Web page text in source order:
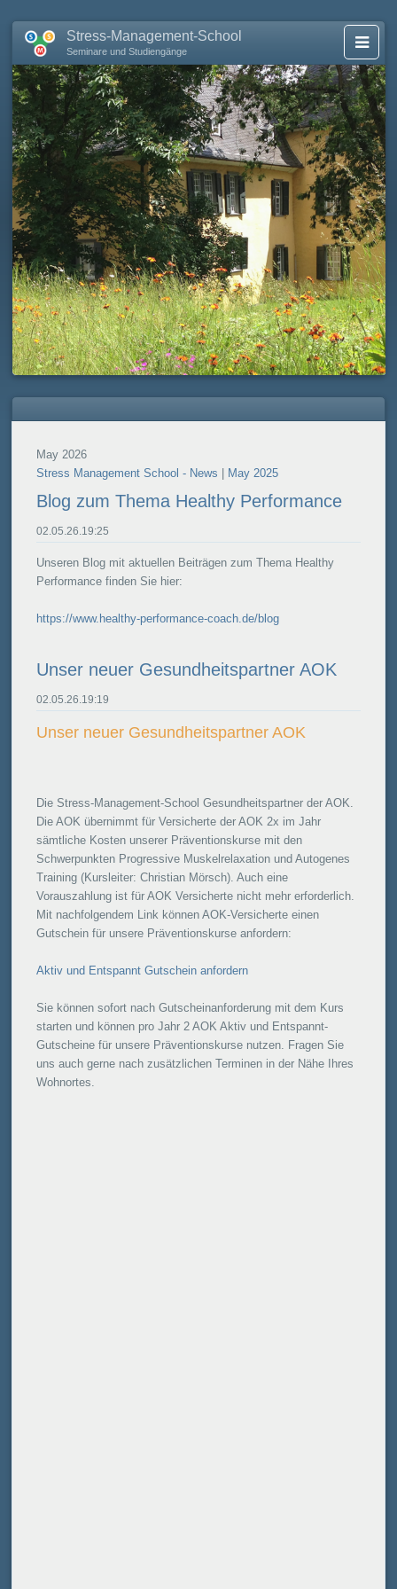
Stress-Management-School
Seminare und Studiengänge
May 2026
Stress Management School - News
May 2025
Blog zum Thema Healthy Performance
02.05.26.19:25
Unseren Blog mit aktuellen Beiträgen zum Thema Healthy
Performance finden Sie hier:
https://www.healthy-performance-coach.de/blog
Unser neuer Gesundheitspartner AOK
02.05.26.19:19
Unser neuer Gesundheitspartner AOK
Die Stress-Management-School Gesundheitspartner der AOK.
Die AOK übernimmt für Versicherte der AOK 2x im Jahr
sämtliche Kosten unserer Präventionskurse mit den
Schwerpunkten Progressive Muskelrelaxation und Autogenes
Training (Kursleiter: Christian Mörsch). Auch eine
Vorauszahlung ist für AOK Versicherte nicht mehr erforderlich.
Mit nachfolgendem Link können AOK-Versicherte einen
Gutschein für unsere Präventionskurse anfordern:
Aktiv und Entspannt Gutschein anfordern
Sie können sofort nach Gutscheinanforderung mit dem Kurs
starten und können pro Jahr 2 AOK Aktiv und Entspannt-
Gutscheine für unsere Präventionskurse nutzen. Fragen Sie
uns auch gerne nach zusätzlichen Terminen in der Nähe Ihres
Wohnortes.